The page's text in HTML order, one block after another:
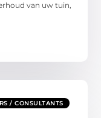
van uw tuin,
/ CONSULTANTS